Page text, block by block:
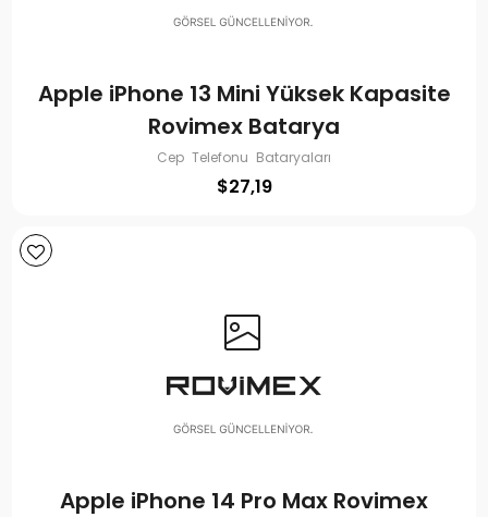
Apple iPhone 13 Mini Yüksek Kapasite
Rovimex Batarya
Cep Telefonu Bataryaları
$27,19
Apple iPhone 14 Pro Max Rovimex